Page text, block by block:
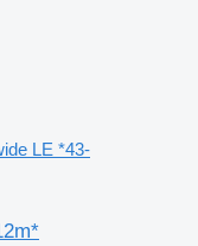
LE *43-